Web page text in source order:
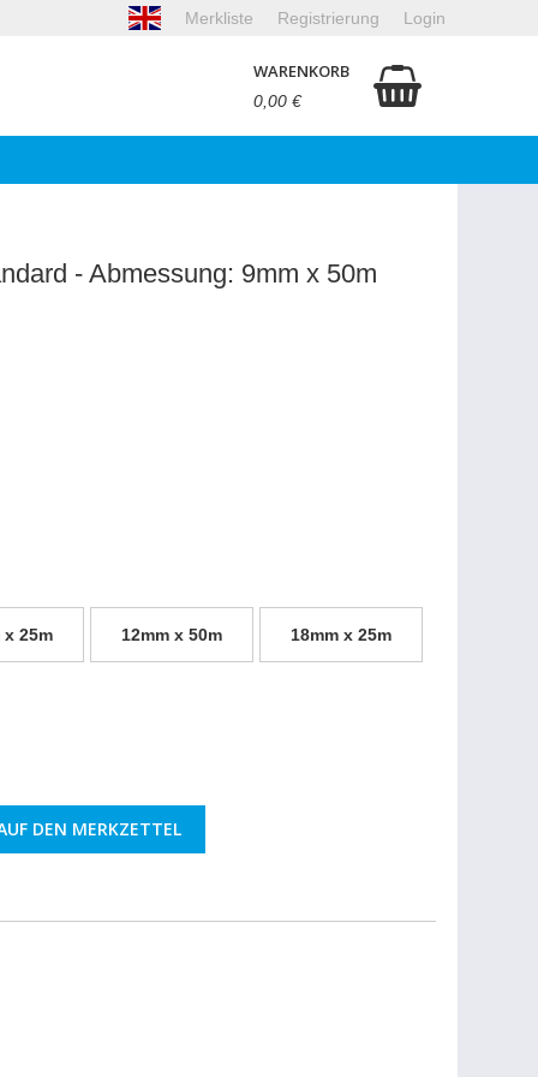
Login
Registrierung
Merkliste
WARENKORB
0,00 €
- Abmessung: 9mm x 50m
x 25m 12mm x 50m 18mm x 25m
DEN MERKZETTEL